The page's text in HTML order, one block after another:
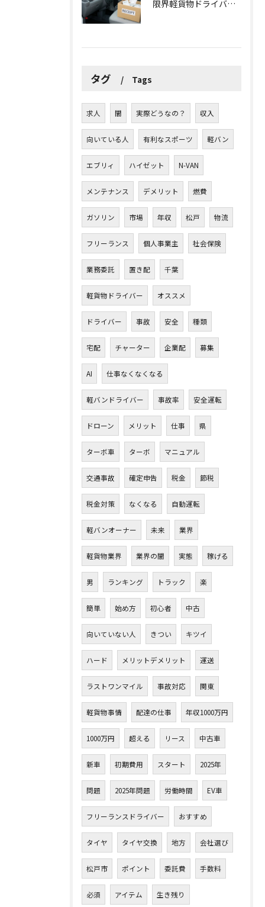
限界軽貨物ドライバーが最低限やるべき！？「ズボラ経費防衛術」
タグ Tags
求人 闇 実際どうなの？ 収入
向いている人 有利なスポーツ 軽バン
エブリィ ハイゼット N-VAN
メンテナンス デメリット 燃費
ガソリン 市場 年収 松戸 物流
フリーランス 個人事業主 社会保険
業務委託 置き配 千葉
軽貨物ドライバー オススメ
ドライバー 事故 安全 種類
宅配 チャーター 企業配 募集
AI 仕事なくなくなる
軽バンドライバー 事故率 安全運転
ドローン メリット 仕事 県
ターボ車 ターボ マニュアル
交通事故 確定申告 税金 節税
税金対策 なくなる 自動運転
軽バンオーナー 未来 業界
軽貨物業界 業界の闇 実態 稼げる
男 ランキング トラック 楽
簡単 始め方 初心者 中古
向いていない人 きつい キツイ
ハード メリットデメリット 運送
ラストワンマイル 事故対応 関東
軽貨物事情 配達の仕事 年収1000万円
1000万円 超える リース 中古車
新車 初期費用 スタート 2025年
問題 2025年問題 労働時間 EV車
フリーランスドライバー おすすめ
タイヤ タイヤ交換 地方 会社選び
松戸市 ポイント 委託費 手数料
必須 アイテム 生き残り